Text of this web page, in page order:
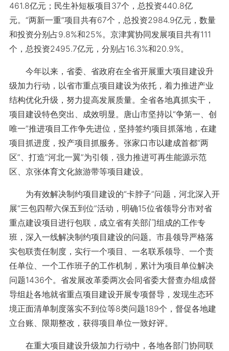
461.8亿元；民生补短板项目37个，总投资440.8亿
元。“两新一重”项目共有67个，总投资2984.9亿元，数量
和投资分别占9.8%和25%。京津冀协同发展项目共有111
个，总投资2495.7亿元，分别占16.3%和20.9%。
今年以来，省委、省政府在全省开展重大项目建设升
级加力行动，以省市重点项目建设为依托，着力推进产业
结构优化升级，努力提高发展质量。全省各地真抓实干，
项目建设特色突出、成效明显。唐山市坚持以“争第一、创
唯一”推进项目工作争先进位，坚持签约项目抓落地，在建
项目抓进度，投产项目抓服务。张家口市以建成首都“两
区”、打造“河北一翼”为引领，强力推进可再生能源示范
区、京张体育文化旅游带等项目建设。
为有效解决制约项目建设的“卡脖子”问题，河北深入开
展“三包四帮六保五到位”活动，明确15位省领导分市对省
重点建设项目进行包联，成立省有关部门组成的工作专
班，深入一线解决制约项目建设的问题。市县领导严格落
实包联责任制度，实行一个项目、一名联系领导、一个责
任单位、一个工作班子的工作机制，累计为项目单位解决
问题1436个。省发展改革委两次会同省委大督查办组成督
导组赴各地就省重点项目建设开展专项督导，发现生态环
境正面清单制度落实不到位等8类问题189个，督促各地建
立台账、限期整改，获得项目单位一致好评。
在重大项目建设升级加力行动中，各地各部门协同联